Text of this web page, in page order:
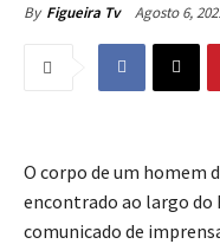
By Figueira Tv Agosto 6,
O corpo de um homem
encontrado ao largo do
comunicado de